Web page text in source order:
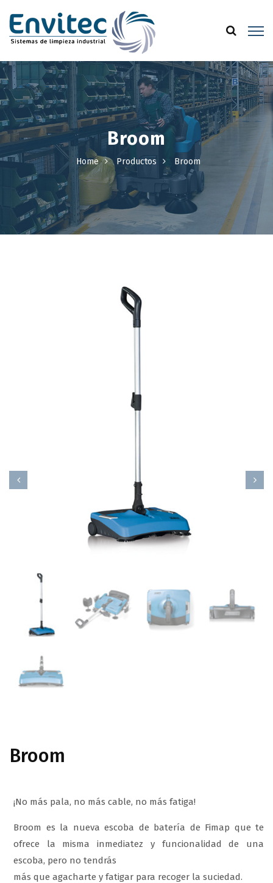
Broom
Home Productos Broom
Broom
¡No más pala, no más cable, no más fatiga!
Broom es la nueva escoba de batería de Fimap que te
ofrece la misma inmediatez y funcionalidad de una
escoba, pero no tendrás
más que agacharte y fatigar para recoger la suciedad.